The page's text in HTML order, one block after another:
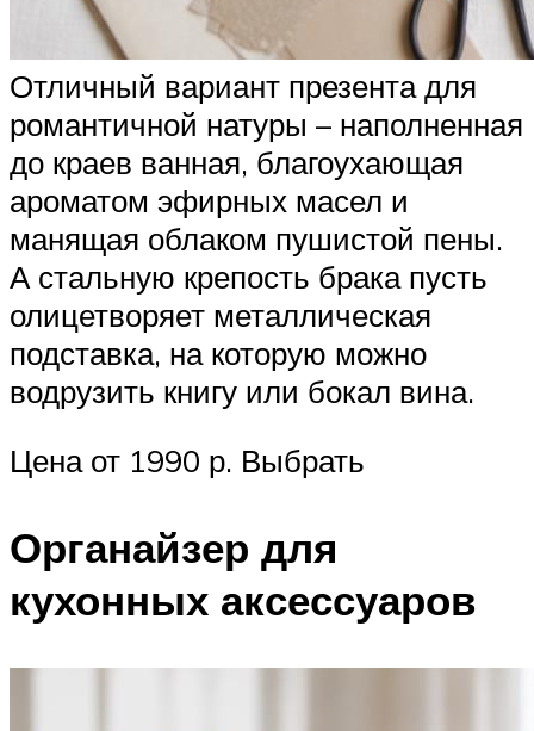
Отличный вариант презента для
романтичной натуры – наполненная
до краев ванная, благоухающая
ароматом эфирных масел и
манящая облаком пушистой пены.
А стальную крепость брака пусть
олицетворяет металлическая
подставка, на которую можно
водрузить книгу или бокал вина.
Цена от 1990 р. Выбрать
Органайзер для
кухонных аксессуаров